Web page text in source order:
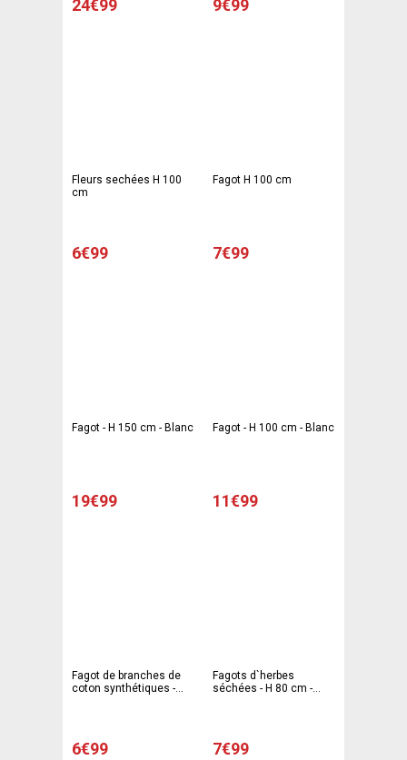
24€99 9€99
Fleurs sechées H 100
cm
6€99
Fagot H 100 cm
7€99
Fagot - H 150 cm - Blanc
19€99
Fagot - H 100 cm - Blanc
11€99
Fagot de branches de
coton synthétiques -
6€99
Fagots d`herbes
séchées - H 80 cm -
7€99